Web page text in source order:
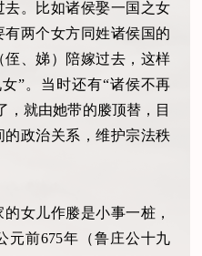
。比如诸侯娶一国之女
两个女方同姓诸侯国的
、娣）陪嫁过去，这样
”。当时还有“诸侯不再
，就由她带的媵顶替，目
政治关系，维护宗法秩
女儿作媵是小事一桩，
元前675年（鲁庄公十九